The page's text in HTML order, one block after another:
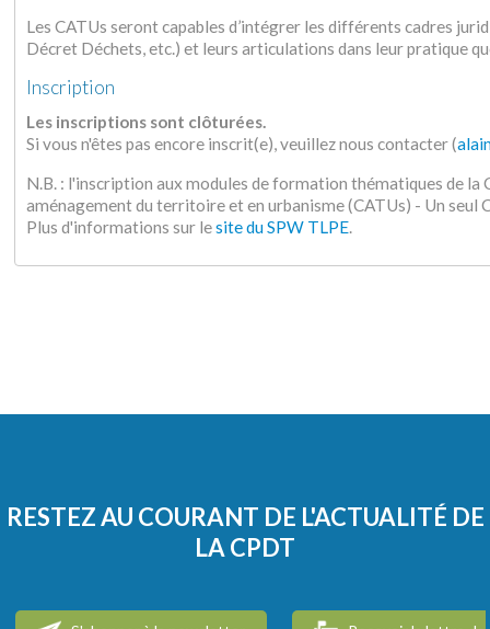
Les CATUs seront capables d’intégrer les différents cadres
Décret Déchets, etc.) et leurs articulations dans leur pratique
Inscription
Les inscriptions sont clôturées.
Si vous n'êtes pas encore inscrit(e), veuillez nous contacter (
N.B. : l'inscription aux modules de formation thématiques de la
aménagement du territoire et en urbanisme (CATUs) - Un seul
Plus d'informations sur lesite du SPW TLPE.
RESTEZ AU COURANT DE L'ACTUALITÉ DE
LA CPDT